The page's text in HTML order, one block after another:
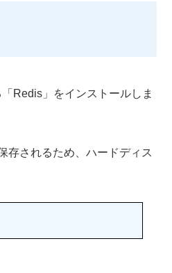
Redis」をインストールしま
存されるため、ハードディス